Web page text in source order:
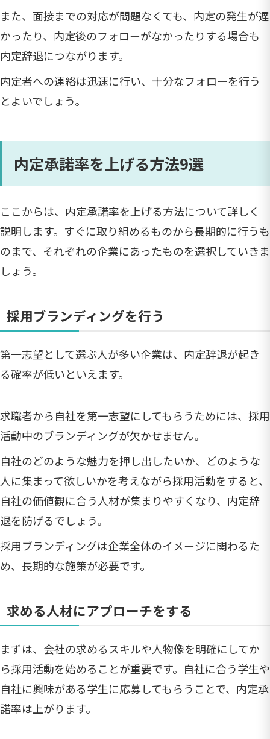
また、面接までの対応が問題なくても、内定の発生が遅
かったり、内定後のフォローがなかったりする場合も
内定辞退につながります。
内定者への連絡は迅速に行い、十分なフォローを行う
とよいでしょう。
内定承諾率を上げる方法9選
ここからは、内定承諾率を上げる方法について詳しく
説明します。すぐに取り組めるものから長期的に行うも
のまで、それぞれの企業にあったものを選択していきま
しょう。
採用ブランディングを行う
第一志望として選ぶ人が多い企業は、内定辞退が起き
る確率が低いといえます。
求職者から自社を第一志望にしてもらうためには、採用
活動中のブランディングが欠かせません。
自社のどのような魅力を押し出したいか、どのような
人に集まって欲しいかを考えながら採用活動をすると、
自社の価値観に合う人材が集まりやすくなり、内定辞
退を防げるでしょう。
採用ブランディングは企業全体のイメージに関わるた
め、長期的な施策が必要です。
求める人材にアプローチをする
まずは、会社の求めるスキルや人物像を明確にしてか
ら採用活動を始めることが重要です。自社に合う学生や
自社に興味がある学生に応募してもらうことで、内定承
諾率は上がります。